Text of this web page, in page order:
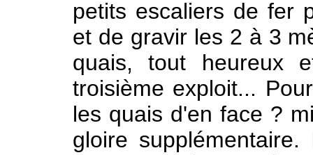
petits escaliers de fer
et de gravir les 2 à 3
quais, tout heureux
troisième exploit...
les quais d'en face ?
gloire